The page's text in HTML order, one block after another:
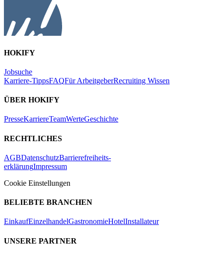
HOKIFY
Jobsuche
Karriere-TippsFAQFür ArbeitgeberRecruiting Wissen
ÜBER HOKIFY
PresseKarriereTeamWerteGeschichte
RECHTLICHES
AGBDatenschutzBarrierefreiheits-
erklärungImpressum
Cookie Einstellungen
BELIEBTE BRANCHEN
EinkaufEinzelhandelGastronomieHotelInstallateur
UNSERE PARTNER